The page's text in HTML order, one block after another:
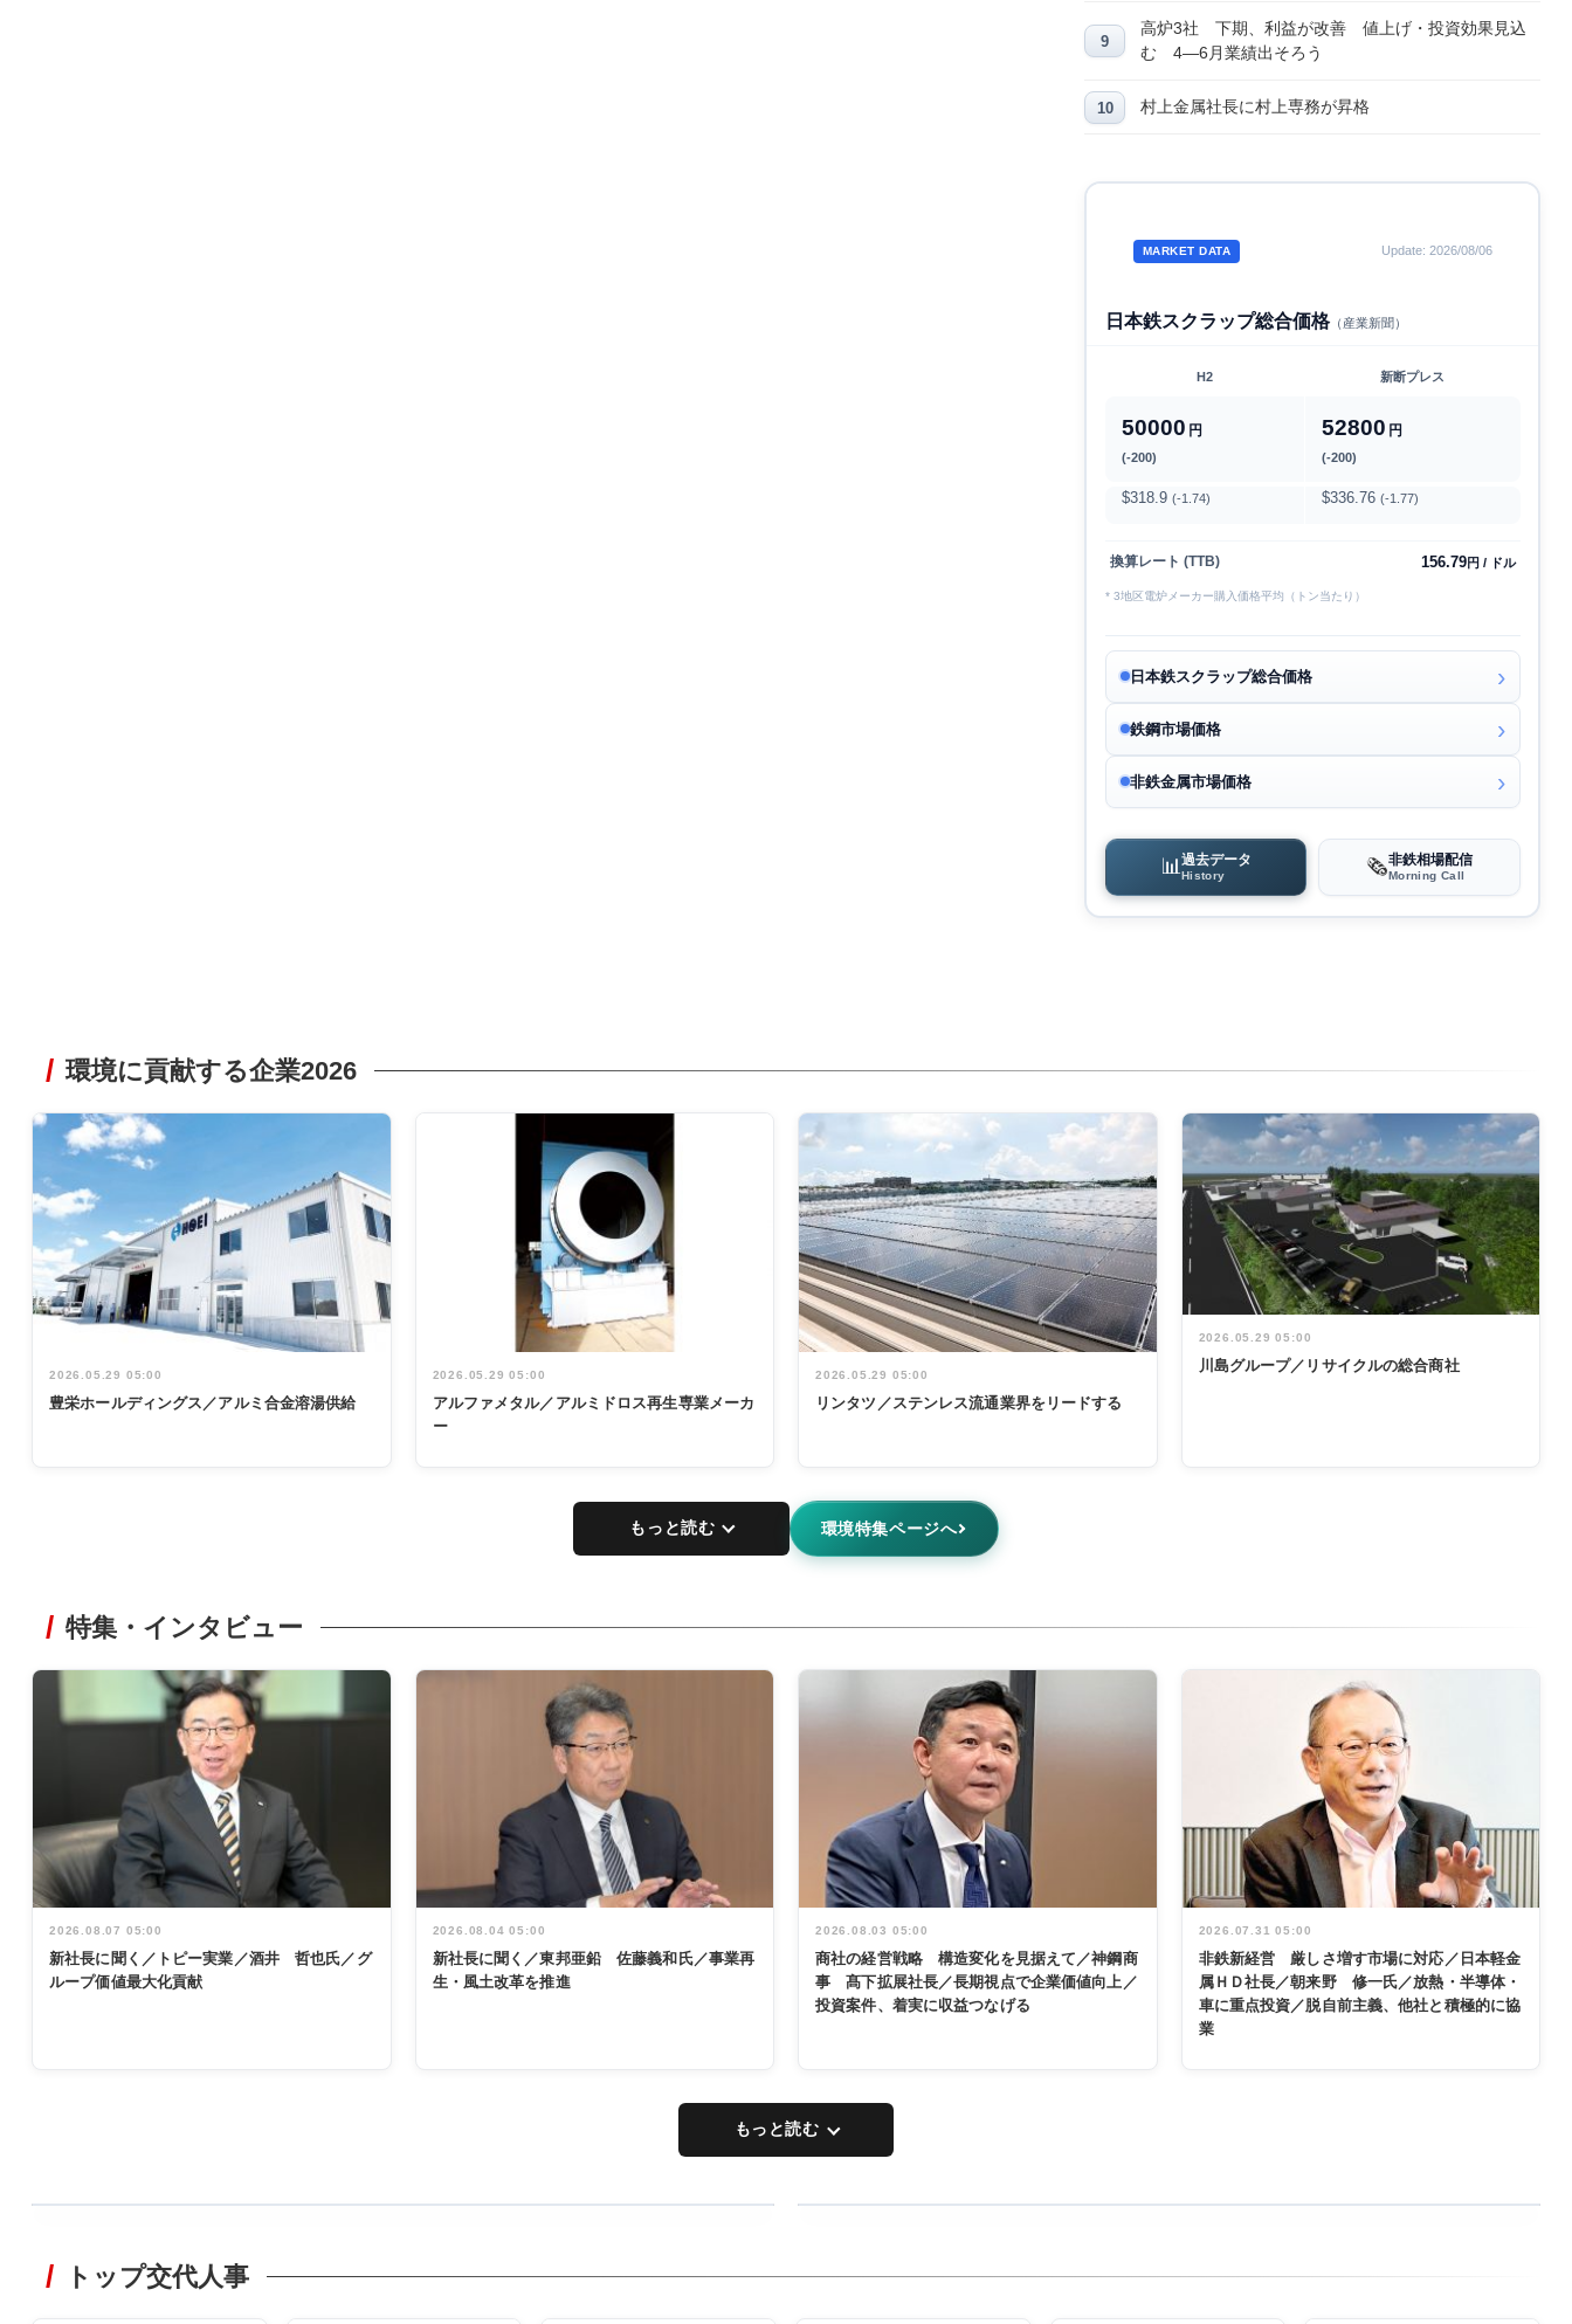
高炉3社 下期、利益が改善 値上げ・投資効果見込
む 4―6月業績出そろう
村上金属社長に村上専務が昇格
MARKET DATA Update: 2026/08/06
日本鉄スクラップ総合価格（産業新聞）
H2 新断プレス
50000 円
(-200)
52800 円
(-200)
$318.9 (-1.74) $336.76 (-1.77)
換算レート (TTB) 156.79円 / ドル
* 3地区電炉メーカー購入価格平均（トン当たり）
日本鉄スクラップ総合価格
鉄鋼市場価格
非鉄金属市場価格
📊 過去データ
History 🗞️非鉄相場配信
Morning Call
環境に貢献する企業2026
2026.05.29 05:00
豊栄ホールディングス／アルミ合金溶湯供給
2026.05.29 05:00
アルファメタル／アルミドロス再生専業メーカ
ー
2026.05.29 05:00
リンタツ／ステンレス流通業界をリードする
2026.05.29 05:00
川島グループ／リサイクルの総合商社
もっと読む 環境特集ページへ
特集・インタビュー
2026.08.07 05:00
新社長に聞く／トピー実業／酒井 哲也氏／グ
ループ価値最大化貢献
2026.08.04 05:00
新社長に聞く／東邦亜鉛 佐藤義和氏／事業再
生・風土改革を推進
2026.08.03 05:00
商社の経営戦略 構造変化を見据えて／神鋼商
事 髙下拡展社長／長期視点で企業価値向上／
投資案件、着実に収益つなげる
2026.07.31 05:00
非鉄新経営 厳しさ増す市場に対応／日本軽金
属ＨＤ社長／朝来野 修一氏／放熱・半導体・
車に重点投資／脱自前主義、他社と積極的に協
業
もっと読む
非鉄業界で
トップ交代人事